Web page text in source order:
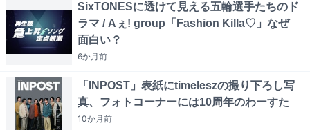
SixTONESに透けて見える五輪選手たちのド
ラマ / Aぇ! group「Fashion Killa♡」なぜ
面白い？
6か月前
「INPOST」表紙にtimeleszの撮り下ろし写
真、フォトコーナーには10周年のわーすた
10か月前